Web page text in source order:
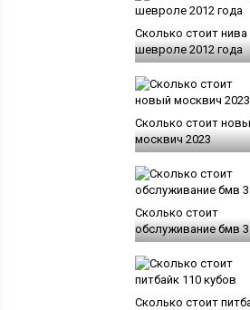
Сколько стоит нива
шевроле 2012 года
Сколько стоит
москвич 2023
Сколько стоит
обслуживание бмв 3
Сколько стоит